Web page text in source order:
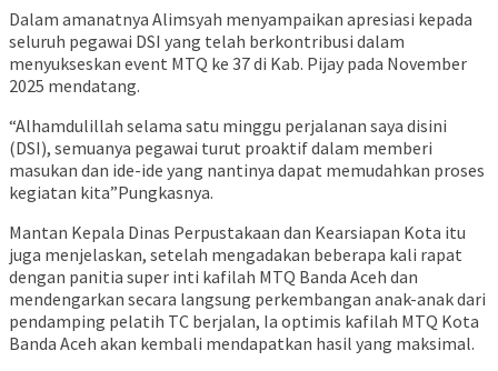
Dalam amanatnya Alimsyah menyampaikan apresiasi kepada
seluruh pegawai DSI yang telah berkontribusi dalam
menyukseskan event MTQ ke 37 di Kab. Pijay pada November
2025 mendatang.
“Alhamdulillah selama satu minggu perjalanan saya disini
(DSI), semuanya pegawai turut proaktif dalam memberi
masukan dan ide-ide yang nantinya dapat memudahkan proses
kegiatan kita”Pungkasnya.
Mantan Kepala Dinas Perpustakaan dan Kearsiapan Kota itu
juga menjelaskan, setelah mengadakan beberapa kali rapat
dengan panitia super inti kafilah MTQ Banda Aceh dan
mendengarkan secara langsung perkembangan anak-anak dari
pendamping pelatih TC berjalan, Ia optimis kafilah MTQ Kota
Banda Aceh akan kembali mendapatkan hasil yang maksimal.